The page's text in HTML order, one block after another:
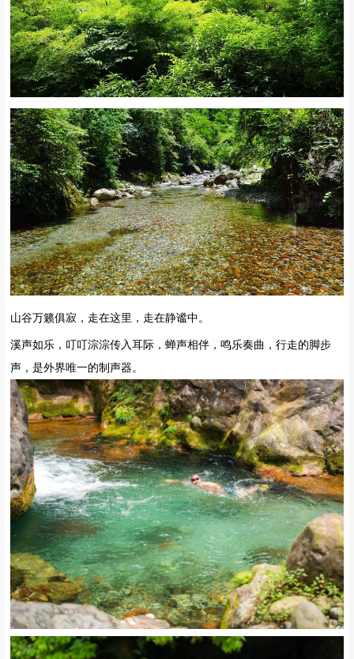
山谷万籁俱寂，走在这里，走在静谧中。
溪声如乐，叮叮淙淙传入耳际，蝉声相伴，鸣乐奏曲，行走的脚步
声，是外界唯一的制声器。